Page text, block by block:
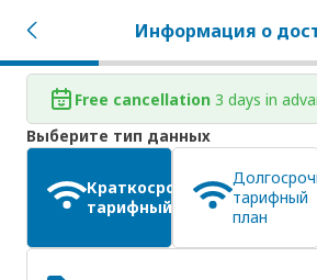
Информация о
Free cancellation 3 days in
Выберите тип данных
Краткосрочный
тарифный план
тарифный
план